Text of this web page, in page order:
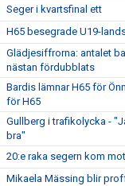
Seger i kvartsfinal ett
H65 besegrade U19-
Glädjesiffrorna: antalet
nästan fördubblats
Bardis lämnar H65 för
för H65
Gullberg i trafikolycka -
bra"
20:e raka segern kom
Mikaela Mässing blir